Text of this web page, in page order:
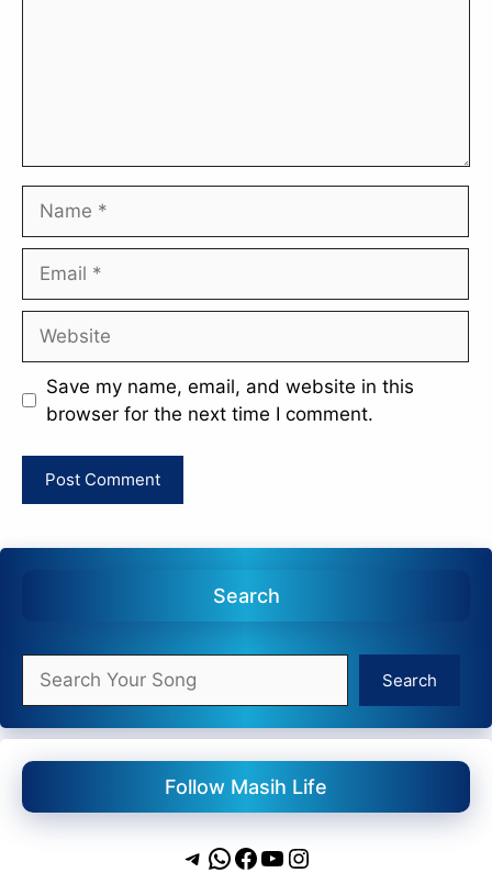
Save my name, email, and website in this
browser for the next time I comment.
Search
Search
Search
Follow Masih Life
Telegram
WhatsApp
Facebook
YouTube
Instagram